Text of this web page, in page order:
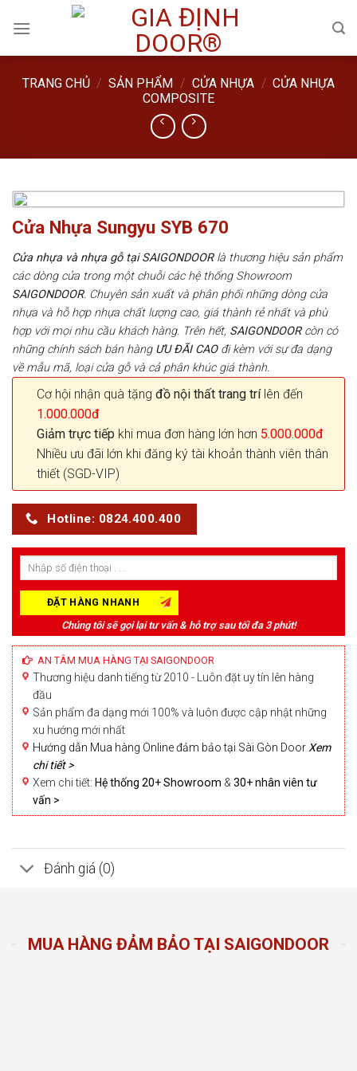
TRANG CHỦ / SẢN PHẨM / CỬA NHỰA / CỬA NHỰA
COMPOSITE
Cửa Nhựa Sungyu SYB 670
Cửa nhựa và nhựa gỗ tại SAIGONDOORlà thương hiệu sản phẩm
các dòng cửa trong một chuỗi các hệ thống Showroom
SAIGONDOOR. Chuyên sản xuất và phân phối những dòng cửa
nhựa và hỗ hợp nhựa chất lượng cao, giá thành rẻ nhất và phù
hợp với mọi nhu cầu khách hàng. Trên hết, SAIGONDOORcòn có
những chính sách bán hàng ƯU ĐÃI CAO đi kèm với sự đa dạng
về mẫu mã, loại cửa gỗ và cả phân khúc giá thành.
Cơ hội nhận quà tặng đồ nội thất trang trílên đến
1.000.000đ
Giảm trực tiếp khi mua đơn hàng lớn hơn 5.000.000đ
Nhiều ưu đãi lớn khi đăng ký tài khoản thành viên thân
thiết (SGD-VIP)
Hotline: 0824.400.400
Chúng tôi sẽ gọi lại tư vấn & hỗ trợ sau tối đa 3 phút!
AN TÂM MUA HÀNG TẠI SAIGONDOOR
Thương hiệu danh tiếng từ 2010 - Luôn đặt uy tín lên hàng
đầu
Sản phẩm đa dạng mới 100% và luôn được cập nhật những
xu hướng mới nhất
Hướng dẫn Mua hàng Online đảm bảo tại Sài Gòn Door Xem
chi tiết >
Xem chi tiết: Hệ thống 20+ Showroom & 30+ nhân viên tư
vấn >
Đánh giá (0)
MUA HÀNG ĐẢM BẢO TẠI SAIGONDOOR